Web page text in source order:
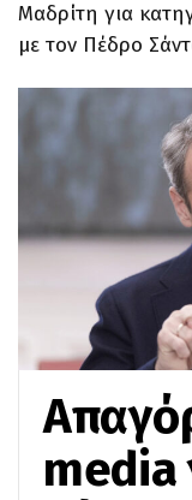
Μαδρίτη για
με τον Πέδρο
media